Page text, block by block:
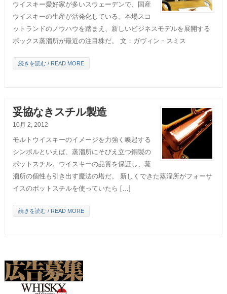
ウイスキー愛好家が多いスウェーデンで、国産
ウイスキーの生産が活発化している。本場スコ
ットランドのノウハウを踏まえ、新しいビジネスモデルを展開する
ボックス蒸溜所が最近の注目株だ。 文：ガヴィン・スミス
続きを読む / READ MORE
妥協なきスチル製造
10月 2, 2012
モルトウイスキーのイメージを力強く喚起する
シンボルといえば、蒸溜所にそびえ立つ銅製の
ポットスチル。ウイスキーの品質を保証し、蒸
溜所の個性も引き出す魔法の塔だ。 新しくできた蒸溜所がフォーサ
イスのポットスチルを使っていたら […]
続きを読む / READ MORE